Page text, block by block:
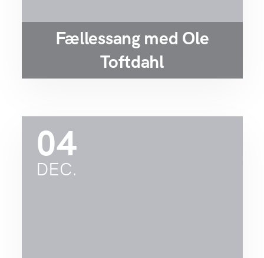
Fællessang med Ole
Toftdahl
04
DEC.